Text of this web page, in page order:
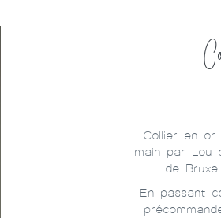
Collier en
main par Lou
de
En passant